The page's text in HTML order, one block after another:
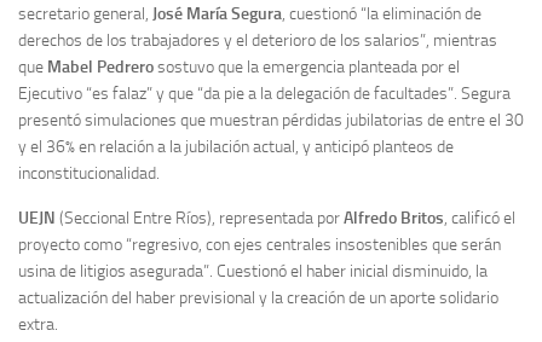
secretario general, José María Segura, cuestionó “la eliminación de
derechos de los trabajadores y el deterioro de los salarios”, mientras
que Mabel Pedrerosostuvo que la emergencia planteada por el
Ejecutivo “es falaz” y que “da pie a la delegación de facultades”. Segura
presentó simulaciones que muestran pérdidas jubilatorias de entre el 30
y el 36% en relación a la jubilación actual, y anticipó planteos de
inconstitucionalidad.
UEJN (Seccional Entre Ríos), representada porAlfredo Britos, calificó el
proyecto como “regresivo, con ejes centrales insostenibles que serán
usina de litigios asegurada”. Cuestionó el haber inicial disminuido, la
actualización del haber previsional y la creación de un aporte solidario
extra.